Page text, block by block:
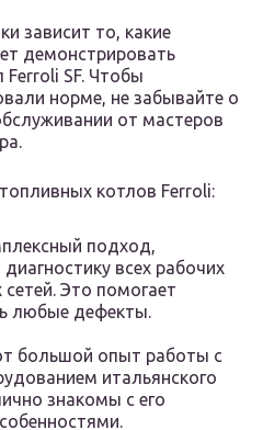
зависит то, какие
демонстрировать
SF. Чтобы
норме, не забывайте о
от мастеров
котлов Ferroli:
подход,
всех рабочих
Это помогает
любые дефекты.
большой опыт работы с
итальянского
знакомы с его